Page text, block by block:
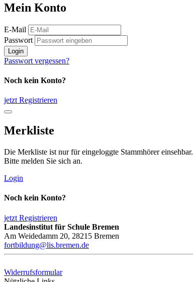
Mein Konto
E-Mail
Passwort
Login
Passwort vergessen?
Noch kein Konto?
jetzt Registrieren
Merkliste
Die Merkliste ist nur für eingeloggte Stammhörer einsehbar.
Bitte melden Sie sich an.
Login
Noch kein Konto?
jetzt Registrieren
Landesinstitut für Schule Bremen
Am Weidedamm 20, 28215 Bremen
fortbildung@lis.bremen.de
Widerrufsformular